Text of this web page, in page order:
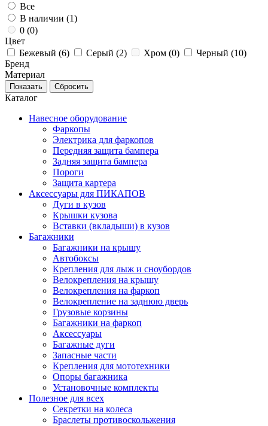
Все
В наличии (1)
0 (0)
Цвет
Бежевый (6) Серый (2) Хром (0) Черный (10)
Бренд
Материал
Каталог
Навесное оборудование
Фаркопы
Электрика для фаркопов
Передняя защита бампера
Задняя защита бампера
Пороги
Защита картера
Аксессуары для ПИКАПОВ
Дуги в кузов
Крышки кузова
Вставки (вкладыши) в кузов
Багажники
Багажники на крышу
Автобоксы
Крепления для лыж и сноубордов
Велокрепления на крышу
Велокрепления на фаркоп
Велокрепление на заднюю дверь
Грузовые корзины
Багажники на фаркоп
Аксессуары
Багажные дуги
Запасные части
Крепления для мототехники
Опоры багажника
Установочные комплекты
Полезное для всех
Секретки на колеса
Браслеты противоскольжения